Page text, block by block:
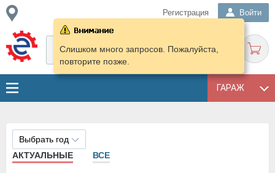
Регистрация Войти
ГАРАЖ
Слишком много запросов. Пожалуйста,
повторите позже.
Выбрать год
АКТУАЛЬНЫЕ
ВСЕ